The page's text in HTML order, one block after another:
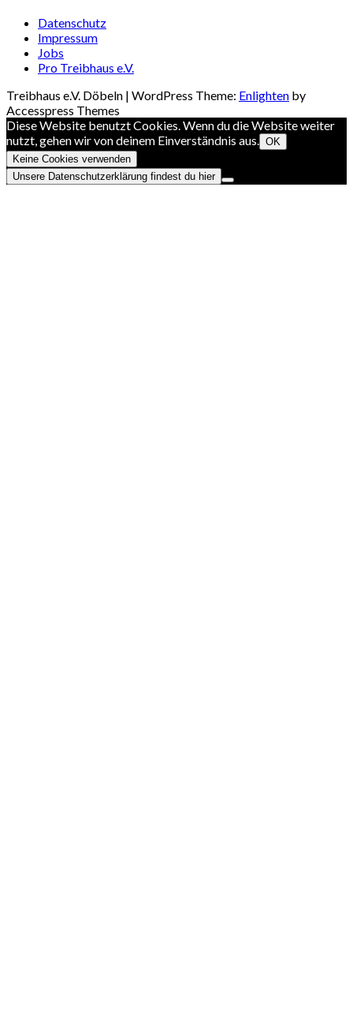
Datenschutz
Impressum
Jobs
Pro Treibhaus e.V.
Treibhaus e.V. Döbeln | WordPress Theme: Enlighten by
Accesspress Themes
Diese Website benutzt Cookies. Wenn du die Website weiter
nutzt, gehen wir von deinem Einverständnis aus.
OK
Keine Cookies verwenden
Unsere Datenschutzerklärung findest du hier